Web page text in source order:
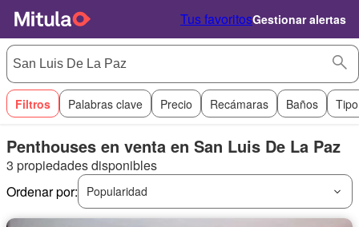
Tus favoritosGestionar alertas
Filtros Palabras clave Precio Recámaras Baños
Penthouses en venta en San Luis De La Paz
3 propiedades disponibles
Ordenar por:
Popularidad